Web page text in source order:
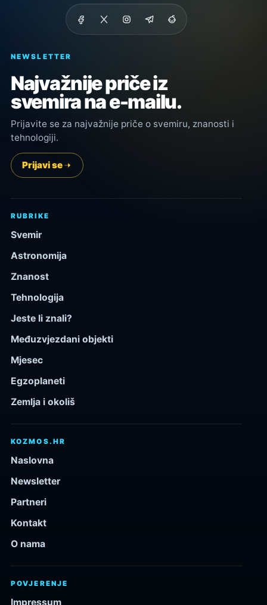
NEWSLETTER
Najvažnije priče iz
svemira na e-mailu.
Prijavite se za najvažnije priče o svemiru, znanosti i
tehnologiji.
Prijavi se
RUBRIKE
Svemir
Astronomija
Znanost
Tehnologija
Jeste li znali?
Međuzvjezdani objekti
Mjesec
Egzoplaneti
Zemlja i okoliš
KOZMOS.HR
Naslovna
Newsletter
Partneri
Kontakt
O nama
POVJERENJE
Impressum